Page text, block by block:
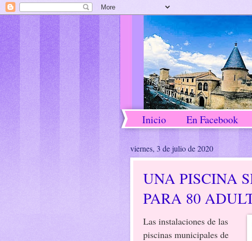
Inicio En Facebook
viernes, 3 de julio de 2020
UNA PISCINA
PARA 80
Las instalaciones de las
piscinas municipales de